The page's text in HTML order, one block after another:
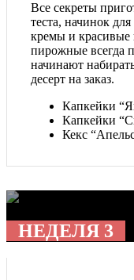
Все секреты
теста, начинок
кремы и красивые
пирожные всегда
начинают
десерт на заказ.
Капкейки
Капкейки
Кекс
НЕДЕЛЯ 3